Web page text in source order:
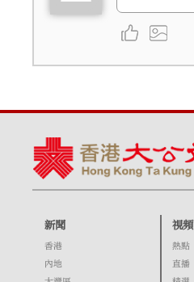
新聞
香港
內地
視頻
熱點
直播